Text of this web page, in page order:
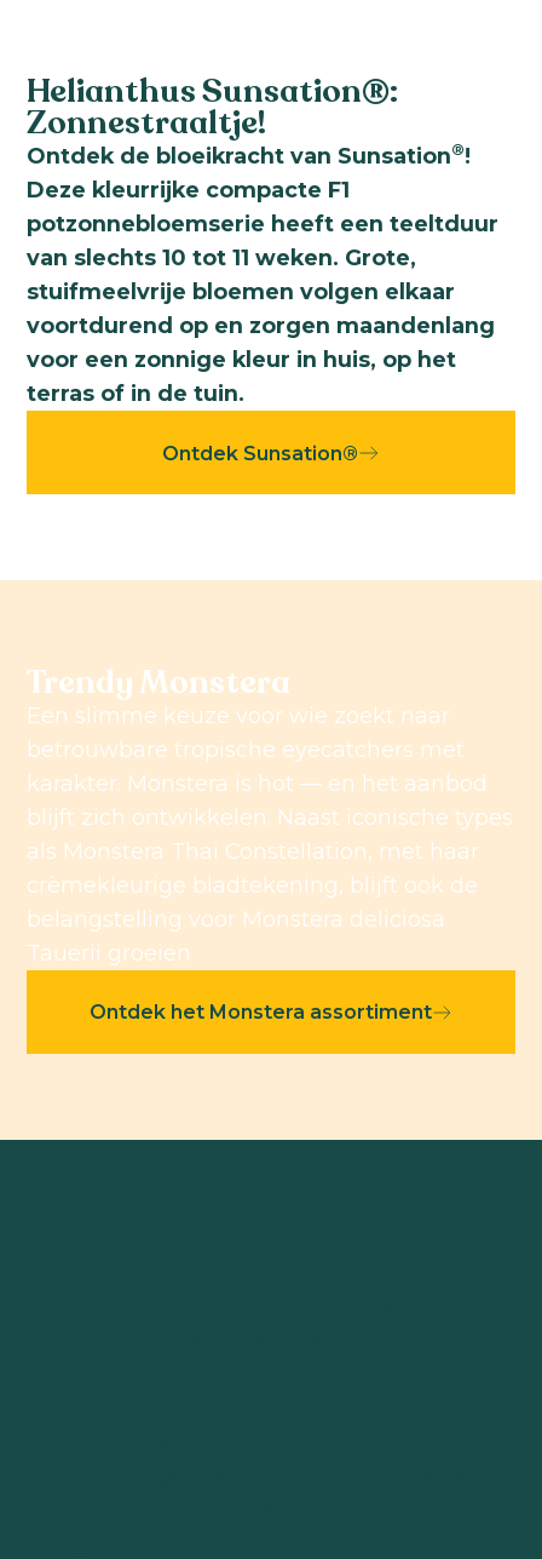
Helianthus Sunsation®:
Zonnestraaltje!
Ontdek de bloeikracht van Sunsation®!
Deze kleurrijke compacte F1
potzonnebloemserie heeft een teeltduur
van slechts 10 tot 11 weken. Grote,
stuifmeelvrije bloemen volgen elkaar
voortdurend op en zorgen maandenlang
voor een zonnige kleur in huis, op het
terras of in de tuin.
Ontdek Sunsation®
Trendy Monstera
Een slimme keuze voor wie zoekt naar
betrouwbare tropische eyecatchers met
karakter. Monstera is hot — en het aanbod
blijft zich ontwikkelen. Naast iconische types
als Monstera Thai Constellation, met haar
crèmekleurige bladtekening, blijft ook de
belangstelling voor Monstera deliciosa
Tauerii groeien
Ontdek het Monstera assortiment